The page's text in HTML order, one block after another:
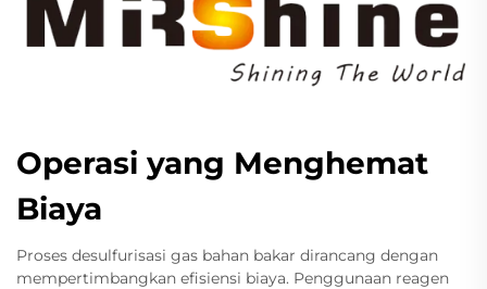
Operasi yang Menghemat
Biaya
Proses desulfurisasi gas bahan bakar dirancang dengan
mempertimbangkan efisiensi biaya. Penggunaan reagen